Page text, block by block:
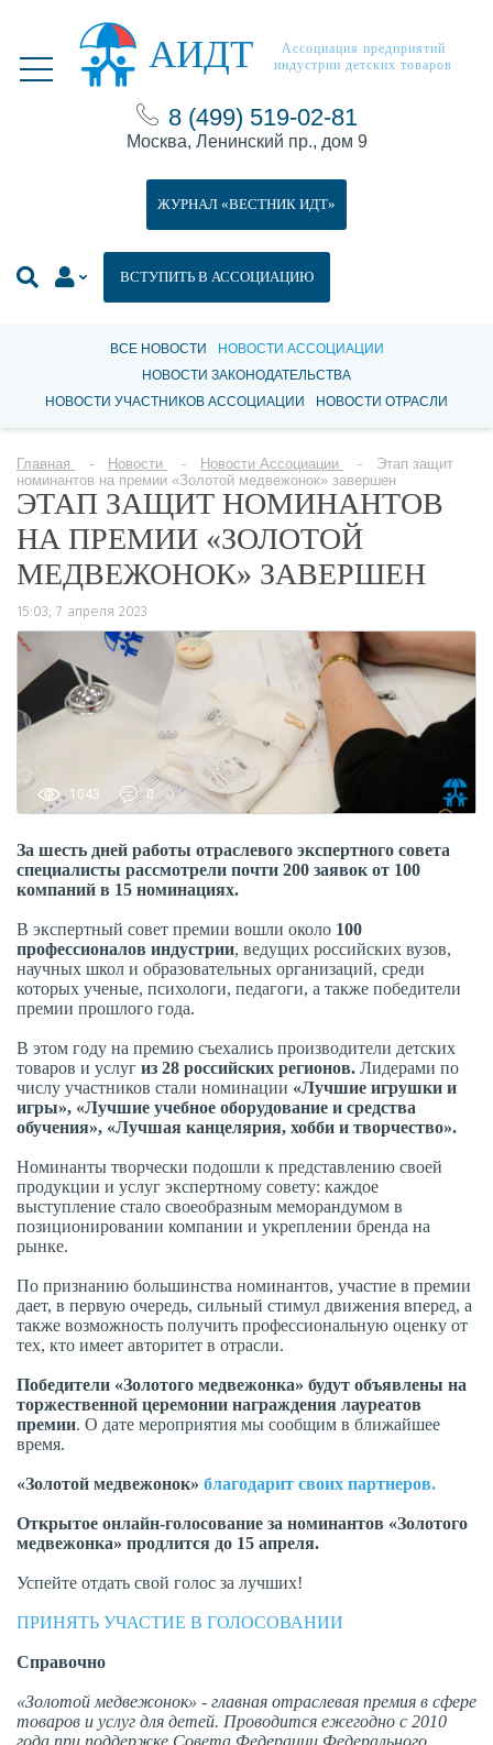
АИДТ
Ассоциация предприятий
индустрии детских товаров
8 (499) 519-02-81
Москва, Ленинский пр., дом 9
ВСТУПИТЬ В АССОЦИАЦИЮ
ЖУРНАЛ «ВЕСТНИК ИДТ»
ВСЕ НОВОСТИ
НОВОСТИ АССОЦИАЦИИ
НОВОСТИ ЗАКОНОДАТЕЛЬСТВА
НОВОСТИ УЧАСТНИКОВ АССОЦИАЦИИ
НОВОСТИ ОТРАСЛИ
Главная Новости Новости Ассоциации
Этап защит
номинантов на премии «Золотой медвежонок» завершен
ЭТАП ЗАЩИТ НОМИНАНТОВ
НА ПРЕМИИ «ЗОЛОТОЙ
МЕДВЕЖОНОК» ЗАВЕРШЕН
15:03, 7 апреля 2023
1043 0
За шесть дней работы отраслевого экспертного совета
специалисты рассмотрели почти 200 заявок от 100
компаний в 15 номинациях.
В экспертный совет премии вошли около 100
профессионалов индустрии, ведущих российских вузов,
научных школ и образовательных организаций, среди
которых ученые, психологи, педагоги, а также победители
премии прошлого года.
В этом году на премию съехались производители детских
товаров и услуг из 28 российских регионов. Лидерами по
числу участников стали номинации «Лучшие игрушки и
игры», «Лучшие учебное оборудование и средства
обучения», «Лучшая канцелярия, хобби и творчество».
Номинанты творчески подошли к представлению своей
продукции и услуг экспертному совету: каждое
выступление стало своеобразным меморандумом в
позиционировании компании и укреплении бренда на
рынке.
По признанию большинства номинантов, участие в премии
дает, в первую очередь, сильный стимул движения вперед, а
также возможность получить профессиональную оценку от
тех, кто имеет авторитет в отрасли.
Победители «Золотого медвежонка» будут объявлены на
торжественной церемонии награждения лауреатов
премии. О дате мероприятия мы сообщим в ближайшее
время.
«Золотой медвежонок» благодарит своих партнеров.
Открытое онлайн-голосование за номинантов «Золотого
медвежонка» продлится до 15 апреля.
Успейте отдать свой голос за лучших!
ПРИНЯТЬ УЧАСТИЕ В ГОЛОСОВАНИИ
Справочно
«Золотой медвежонок» - главная отраслевая премия в сфере
товаров и услуг для детей. Проводится ежегодно с 2010
года при поддержке Совета Федерации Федерального